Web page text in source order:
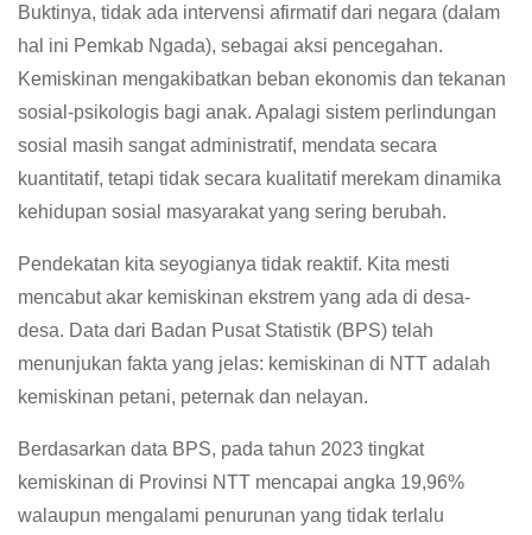
Buktinya, tidak ada intervensi afirmatif dari negara (dalam
hal ini Pemkab Ngada), sebagai aksi pencegahan.
Kemiskinan mengakibatkan beban ekonomis dan tekanan
sosial-psikologis bagi anak. Apalagi sistem perlindungan
sosial masih sangat administratif, mendata secara
kuantitatif, tetapi tidak secara kualitatif merekam dinamika
kehidupan sosial masyarakat yang sering berubah.
Pendekatan kita seyogianya tidak reaktif. Kita mesti
mencabut akar kemiskinan ekstrem yang ada di desa-
desa. Data dari Badan Pusat Statistik (BPS) telah
menunjukan fakta yang jelas: kemiskinan di NTT adalah
kemiskinan petani, peternak dan nelayan.
Berdasarkan data BPS, pada tahun 2023 tingkat
kemiskinan di Provinsi NTT mencapai angka 19,96%
walaupun mengalami penurunan yang tidak terlalu